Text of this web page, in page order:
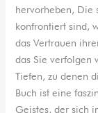
hervorheben, Die
konfrontiert sind,
das Vertrauen
das Sie verfolgen
Tiefen, zu denen
Buch ist eine
Geistes, der sich